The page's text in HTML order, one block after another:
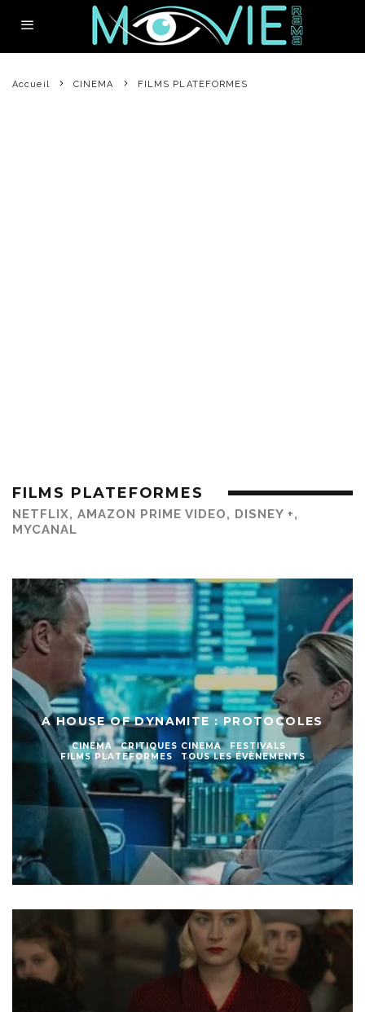
Accueil CINEMA FILMS PLATEFORMES
FILMS PLATEFORMES
NETFLIX, AMAZON PRIME VIDEO, DISNEY +,
MYCANAL
A HOUSE OF DYNAMITE : PROTOCOLES
CINEMA CRITIQUES CINEMA
FESTIVALS
FILMS PLATEFORMES
TOUS LES ÉVÈNEMENTS